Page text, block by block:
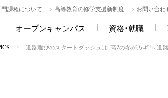
オープンキャンパス 資格・就職
課程について 高等教育の修学支援新制度 お問い合わ
進路選びのスタートダッシュは、高2の冬がカギ！～進